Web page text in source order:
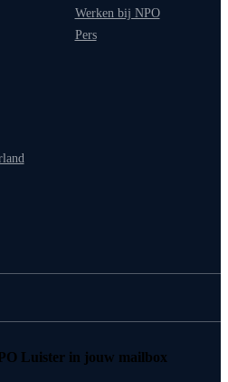
Werken bij NPO
Pers
Luister in jouw mailbox